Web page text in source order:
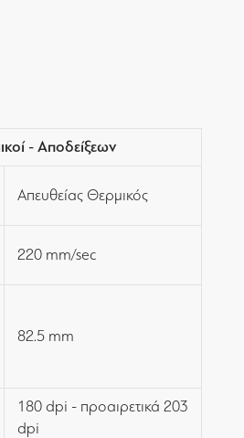
- Αποδείξεων
Απευθείας Θερμικός
220 mm/sec
82.5 mm
180 dpi - προαιρετικά 203
dpi